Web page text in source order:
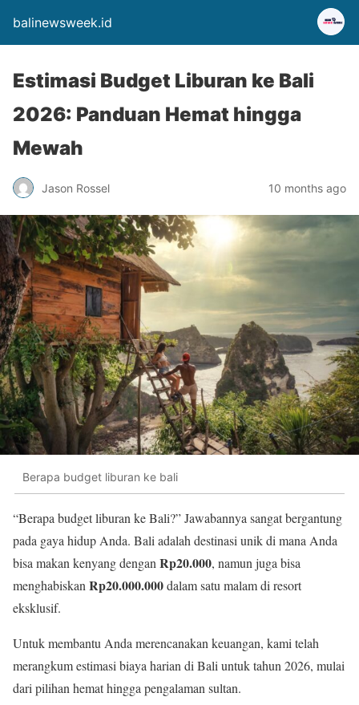
balinewsweek.id
Estimasi Budget Liburan ke Bali
2026: Panduan Hemat hingga
Mewah
Jason Rossel 10 months ago
Berapa budget liburan ke bali
“Berapa budget liburan ke Bali?” Jawabannya sangat bergantung
pada gaya hidup Anda. Bali adalah destinasi unik di mana Anda
bisa makan kenyang denganRp20.000, namun juga bisa
menghabiskanRp20.000.000dalam satu malam di resort
eksklusif.
Untuk membantu Anda merencanakan keuangan, kami telah
merangkum estimasi biaya harian di Bali untuk tahun 2026, mulai
dari pilihan hemat hingga pengalaman sultan.